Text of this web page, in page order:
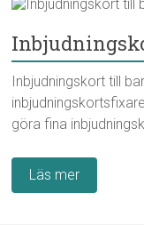
Inbjudningskort till
göra fina
Läs mer